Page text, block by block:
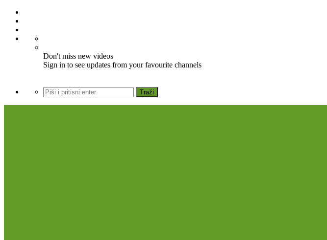
Don't miss new videos
Sign in to see updates from your favourite channels